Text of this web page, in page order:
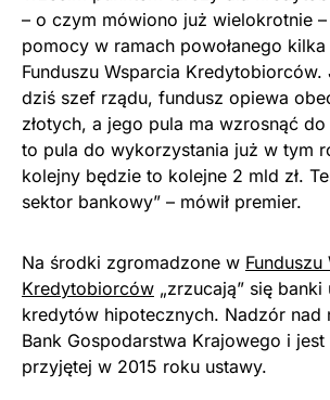
– o czym mówiono już wielokrotnie
pomocy w ramach powołanego
Funduszu Wsparcia Kredytobiorców.
dziś szef rządu, fundusz opiewa
złotych, a jego pula ma wzrosnąć do
to pula do wykorzystania już w tym
kolejny będzie to kolejne 2 mld zł.
sektor bankowy” – mówił premier.
Na środki zgromadzone w Funduszu
Kredytobiorców „zrzucają” się
kredytów hipotecznych. Nadzór nad
Bank Gospodarstwa Krajowego i
przyjętej w 2015 roku ustawy.